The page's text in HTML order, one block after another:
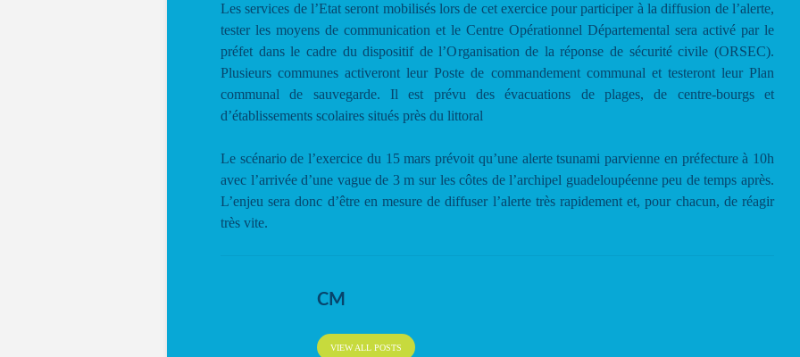
Les services de l’Etat seront mobilisés lors de cet exercice pour participer à la diffusion de l’alerte,
tester les moyens de communication et le Centre Opérationnel Départemental sera activé par le
préfet dans le cadre du dispositif de l’Organisation de la réponse de sécurité civile (ORSEC).
Plusieurs communes activeront leur Poste de commandement communal et testeront leur Plan
communal de sauvegarde. Il est prévu des évacuations de plages, de centre-bourgs et
d’établissements scolaires situés près du littoral
Le scénario de l’exercice du 15 mars prévoit qu’une alerte tsunami parvienne en préfecture à 10h
avec l’arrivée d’une vague de 3 m sur les côtes de l’archipel guadeloupéenne peu de temps après.
L’enjeu sera donc d’être en mesure de diffuser l’alerte très rapidement et, pour chacun, de réagir
très vite.
CM
VIEW ALL POSTS